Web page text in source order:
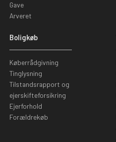
Gave
Arveret
Boligkøb
Køberrådgivning
Tinglysning
Tilstandsrapport og
ejerskifteforsikring
Ejerforhold
Forældrekøb